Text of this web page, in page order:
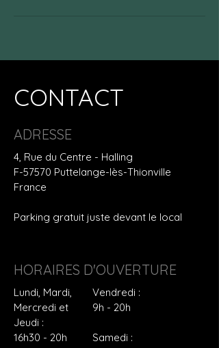
CONTACT
ADRESSE
4, Rue du Centre - Halling
F-57570 Puttelange-lès-Thionville
France
Parking gratuit juste devant le local
HORAIRES D'OUVERTURE
Lundi, Mardi,
Mercredi et
Jeudi :
16h30 - 20h
Vendredi :
9h - 20h
Samedi :